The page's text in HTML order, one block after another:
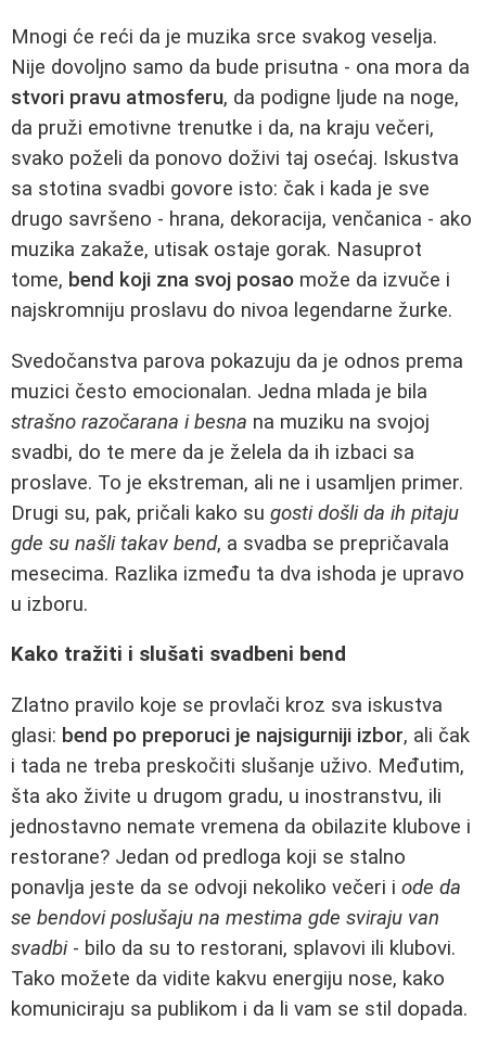
Mnogi će reći da je muzika srce svakog veselja.
Nije dovoljno samo da bude prisutna - ona mora da
stvori pravu atmosferu, da podigne ljude na noge,
da pruži emotivne trenutke i da, na kraju večeri,
svako poželi da ponovo doživi taj osećaj. Iskustva
sa stotina svadbi govore isto: čak i kada je sve
drugo savršeno - hrana, dekoracija, venčanica - ako
muzika zakaže, utisak ostaje gorak. Nasuprot
tome, bend koji zna svoj posao može da izvuče i
najskromniju proslavu do nivoa legendarne žurke.
Svedočanstva parova pokazuju da je odnos prema
muzici često emocionalan. Jedna mlada je bila
strašno razočarana i besna na muziku na svojoj
svadbi, do te mere da je želela da ih izbaci sa
proslave. To je ekstreman, ali ne i usamljen primer.
Drugi su, pak, pričali kako su gosti došli da ih pitaju
gde su našli takav bend, a svadba se prepričavala
mesecima. Razlika između ta dva ishoda je upravo
u izboru.
Kako tražiti i slušati svadbeni bend
Zlatno pravilo koje se provlači kroz sva iskustva
glasi: bend po preporuci je najsigurniji izbor, ali čak
i tada ne treba preskočiti slušanje uživo. Međutim,
šta ako živite u drugom gradu, u inostranstvu, ili
jednostavno nemate vremena da obilazite klubove i
restorane? Jedan od predloga koji se stalno
ponavlja jeste da se odvoji nekoliko večeri i ode da
se bendovi poslušaju na mestima gde sviraju van
svadbi- bilo da su to restorani, splavovi ili klubovi.
Tako možete da vidite kakvu energiju nose, kako
komuniciraju sa publikom i da li vam se stil dopada.